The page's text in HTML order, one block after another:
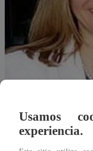
Usamos
experiencia.